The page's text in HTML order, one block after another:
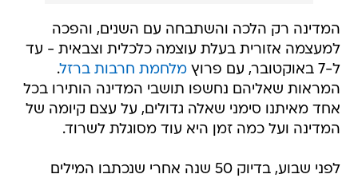
המדינה רק הלכה והשתבחה עם השנים, והפכה
למעצמה אזורית בעלת עוצמה כלכלית וצבאית - עד
ל-7 באוקטובר, עם פרוץ
מלחמת חרבות ברזל.
המראות שאליהם נחשפו תושבי המדינה הותירו בכל
אחד מאיתנו סימני שאלה גדולים, על עצם קיומה של
המדינה ועל כמה זמן היא עוד מסוגלת לשרוד.
לפני שבוע, בדיוק 50 שנה אחרי שנכתבו המילים